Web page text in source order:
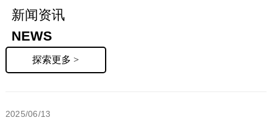
新闻资讯
NEWS
探索更多 >
2025/06/13